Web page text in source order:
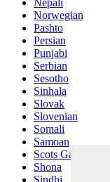
Norwegian
Pashto
Persian
Punjabi
Serbian
Sesotho
Sinhala
Slovak
Slovenian
Somali
Samoan
Scots Gaelic
Shona
Sindhi